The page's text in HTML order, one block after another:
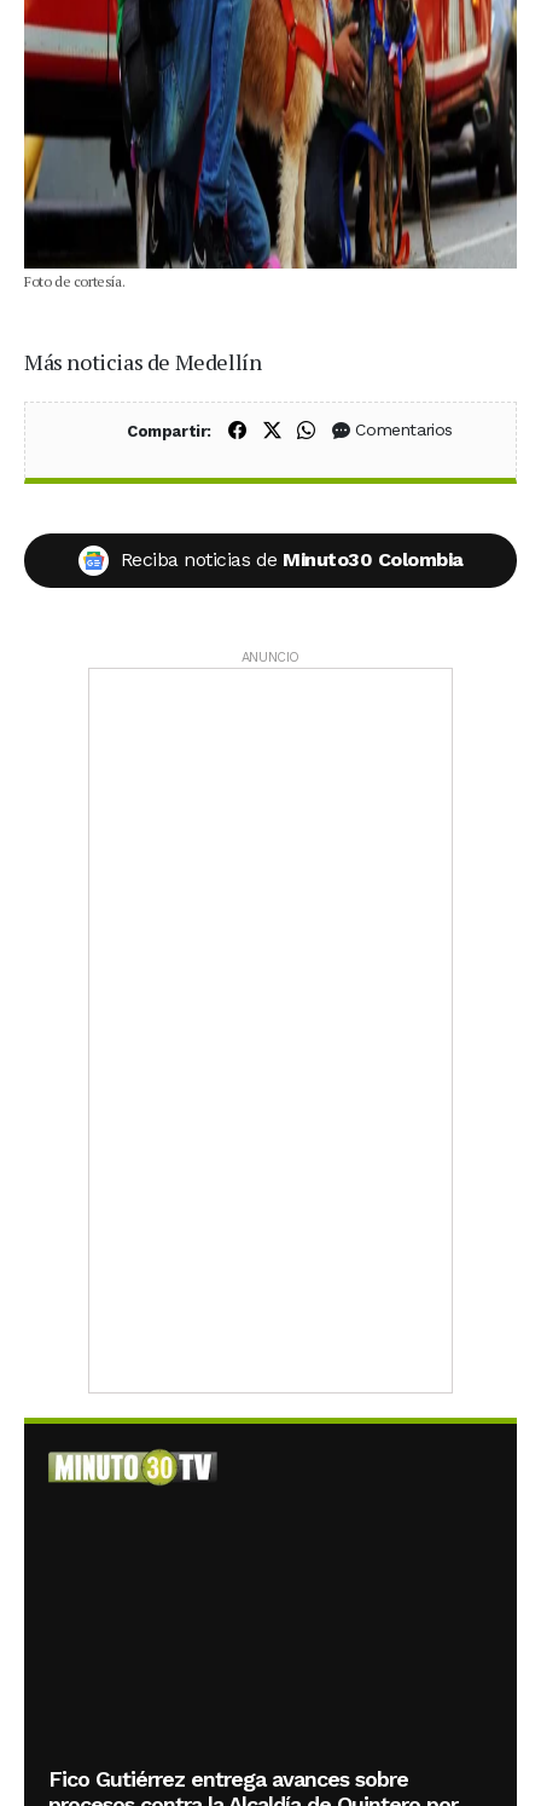
Foto de cortesía.
Más noticias de Medellín
Compartir: Compartir en Facebook
Compartir en X (Twitter)
Compartir en WhatsApp
Comentarios
Reciba noticias de Minuto30 Colombia
ANUNCIO
Fico Gutiérrez entrega avances sobre